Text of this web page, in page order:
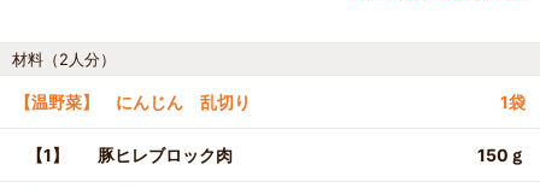
材料（2人分）
【温野菜】 にんじん 乱切り 1袋
【1】 豚ヒレブロック肉 150ｇ